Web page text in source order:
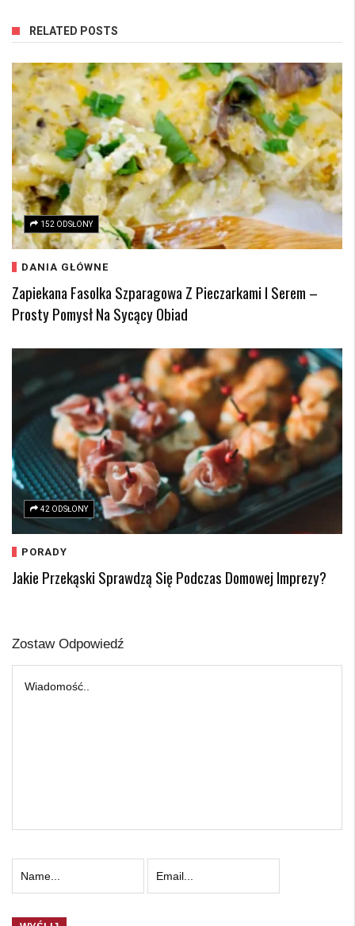
RELATED POSTS
152 ODSŁONY
DANIA GŁÓWNE
Zapiekana Fasolka Szparagowa Z Pieczarkami I Serem –
Prosty Pomysł Na Sycący Obiad
42 ODSŁONY
PORADY
Jakie Przekąski Sprawdzą Się Podczas Domowej Imprezy?
Zostaw Odpowiedź